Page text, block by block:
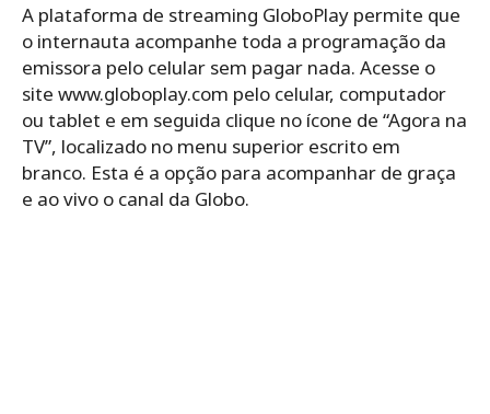
A plataforma de streaming GloboPlay permite que
o internauta acompanhe toda a programação da
emissora pelo celular sem pagar nada. Acesse o
site www.globoplay.com pelo celular, computador
ou tablet e em seguida clique no ícone de “Agora na
TV”, localizado no menu superior escrito em
branco. Esta é a opção para acompanhar de graça
e ao vivo o canal da Globo.